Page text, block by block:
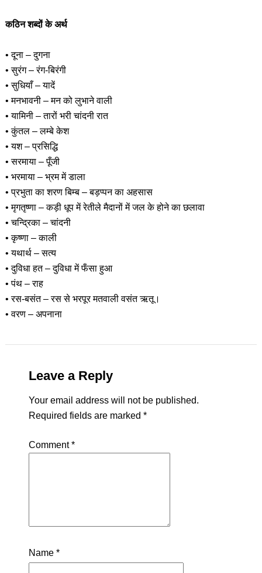
कठिन शब्दों के अर्थ
• दूना – दुगना
• सुरंग – रंग-बिरंगी
• सुधियाँ – यादें
• मनभावनी – मन को लुभाने वाली
• यामिनी – तारों भरी चांदनी रात
• कुंतल – लम्बे केश
• यश – प्रसिद्धि
• सरमाया – पूँजी
• भरमाया – भ्रम में डाला
• प्रभुता का शरण बिम्ब – बड़प्पन का अहसास
• मृगतृष्णा – कड़ी धूप में रेतीले मैदानों में जल के होने का छलावा
• चन्द्रिका – चांदनी
• कृष्णा – काली
• यथार्थ – सत्य
• दुविधा हत – दुविधा में फँसा हुआ
• पंथ – राह
• रस-बसंत – रस से भरपूर मतवाली वसंत ऋतू।
• वरण – अपनाना
Leave a Reply
Your email address will not be published.
Required fields are marked *
Comment*
Name *